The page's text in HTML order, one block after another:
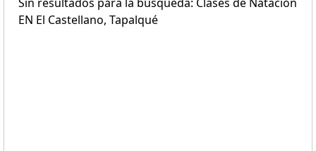
EN El Castellano, Tapalqué